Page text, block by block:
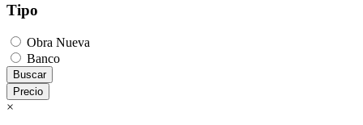
Tipo
Obra Nueva
Banco
Buscar
Precio
×